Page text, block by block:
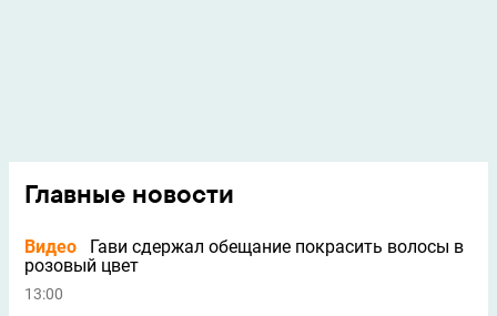
Главные новости
Видео
Гави сдержал обещание покрасить волосы в
розовый цвет
13:00